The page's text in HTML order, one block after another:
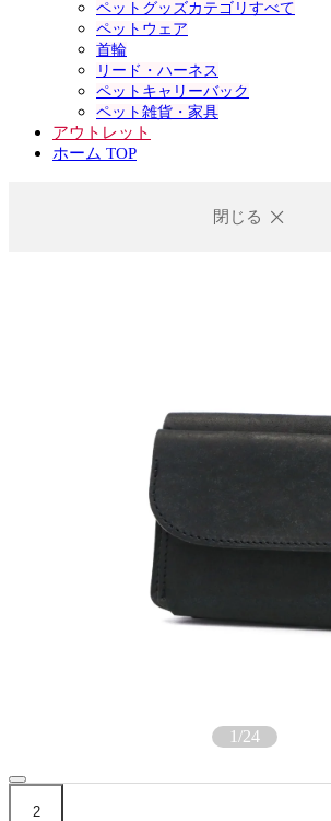
ペットグッズカテゴリすべて
ペットウェア
首輪
リード・ハーネス
ペットキャリーバック
ペット雑貨・家具
アウトレット
ホーム TOP
閉じる
1/24
2